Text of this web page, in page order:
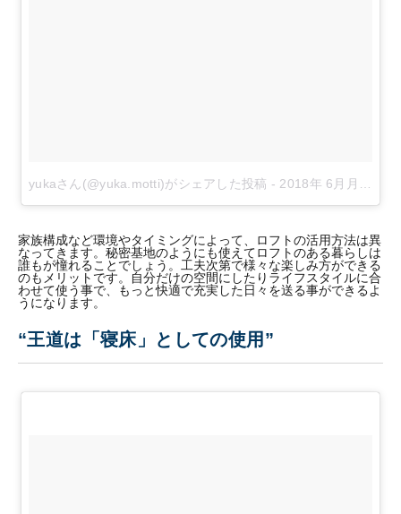
yukaさん(@yuka.motti)がシェアした投稿 - 2018年 6月月7日午後4時24分PDT
家族構成など環境やタイミングによって、ロフトの活用方法は異
なってきます。秘密基地のようにも使えてロフトのある暮らしは
誰もが憧れることでしょう。工夫次第で様々な楽しみ方ができる
のもメリットです。自分だけの空間にしたりライフスタイルに合
わせて使う事で、もっと快適で充実した日々を送る事ができるよ
うになります。
“王道は「寝床」としての使用”